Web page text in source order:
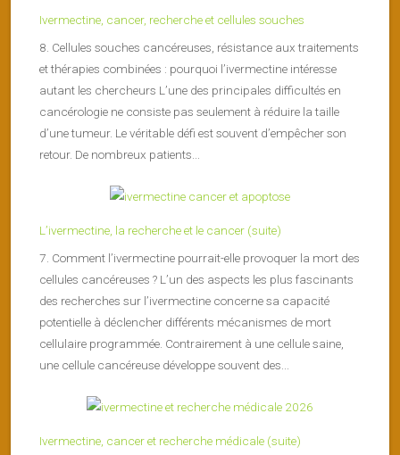
Ivermectine, cancer, recherche et cellules souches
8. Cellules souches cancéreuses, résistance aux traitements
et thérapies combinées : pourquoi l’ivermectine intéresse
autant les chercheurs L’une des principales difficultés en
cancérologie ne consiste pas seulement à réduire la taille
d’une tumeur. Le véritable défi est souvent d’empêcher son
retour. De nombreux patients...
L’ivermectine, la recherche et le cancer (suite)
7. Comment l’ivermectine pourrait-elle provoquer la mort des
cellules cancéreuses ? L’un des aspects les plus fascinants
des recherches sur l’ivermectine concerne sa capacité
potentielle à déclencher différents mécanismes de mort
cellulaire programmée. Contrairement à une cellule saine,
une cellule cancéreuse développe souvent des...
Ivermectine, cancer et recherche médicale (suite)